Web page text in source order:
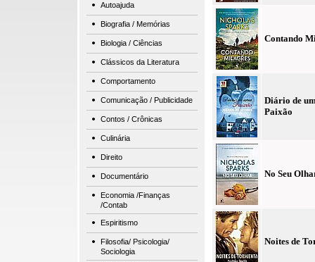
Autoajuda
Biografia / Memórias
Biologia / Ciências
Clássicos da Literatura
Comportamento
Comunicação / Publicidade
Contos / Crônicas
Culinária
Direito
Documentário
Economia /Finanças
/Contab
Espiritismo
Filosofia/ Psicologia/
Sociologia
Contando
Diário de
Paixão
No Seu
Noites de